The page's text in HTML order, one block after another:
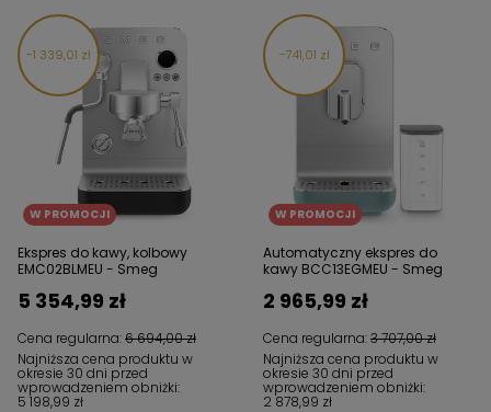
1 339,01 zł
W PROMOCJI
Ekspres do kawy, kolbowy
EMC02BLMEU - Smeg
Cena regularna:6 694,00 zł
5 354,99 zł
Najniższa cena produktu w
okresie 30 dni przed
wprowadzeniem obniżki:
5 198,99 zł
741,01 zł
W PROMOCJI
Automatyczny ekspres do
kawy BCC13EGMEU - Smeg
Cena regularna:3 707,00 zł
2 965,99 zł
Najniższa cena produktu w
okresie 30 dni przed
wprowadzeniem obniżki:
2 878,99 zł